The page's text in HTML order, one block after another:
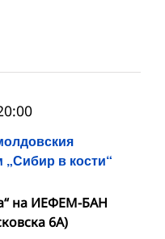
в кости“
на ИЕФЕМ-БАН
6А)